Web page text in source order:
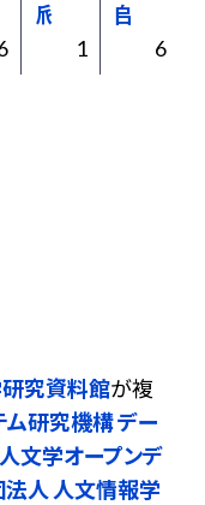
𠂢
1
𠂤
6
究資料館が複
ム研究機構 デー
文学オープンデ
人 人文情報学